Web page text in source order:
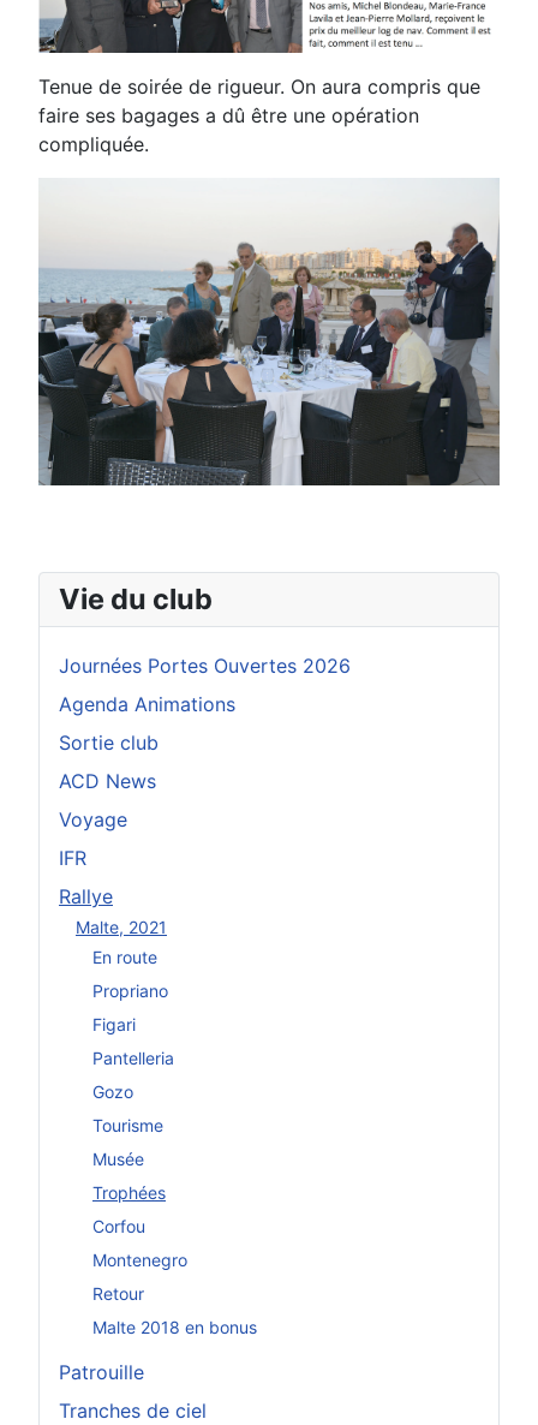
Vie du club
Journées Portes Ouvertes 2026
Agenda Animations
Sortie club
ACD News
Voyage
IFR
Rallye
Malte, 2021
En route
Propriano
Figari
Pantelleria
Gozo
Tourisme
Musée
Trophées
Corfou
Montenegro
Retour
Malte 2018 en bonus
Patrouille
Tranches de ciel
Tenue de soirée de rigueur. On aura compris que
faire ses bagages a dû être une opération
compliquée.